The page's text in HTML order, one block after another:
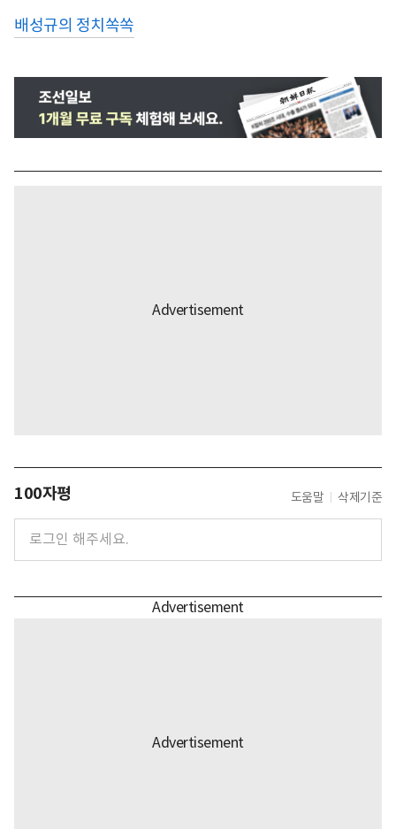
배성규의 정치쏙쏙
100자평 도움말 삭제기준